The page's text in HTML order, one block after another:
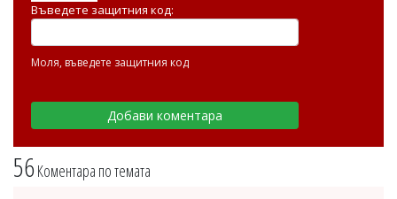
56Коментара по темата
Въведете защитния код:
Моля, въведете защитния код